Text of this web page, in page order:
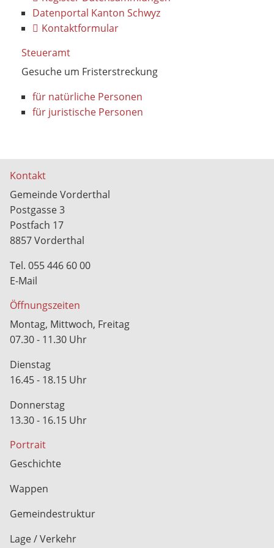
Datenportal Kanton Schwyz
Kontaktformular
Steueramt
Gesuche um Fristerstreckung
für natürliche Personen
für juristische Personen
Kontakt
Gemeinde Vorderthal
Postgasse 3
Postfach 17
8857 Vorderthal
Tel. 055 446 60 00
E-Mail
Öffnungszeiten
Montag, Mittwoch, Freitag
07.30 - 11.30 Uhr
Dienstag
16.45 - 18.15 Uhr
Donnerstag
13.30 - 16.15 Uhr
Portrait
Geschichte
Wappen
Gemeindestruktur
Lage / Verkehr